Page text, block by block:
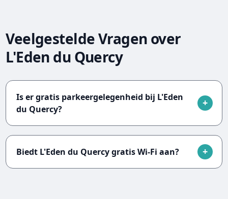
Veelgestelde Vragen over
L'Eden du Quercy
Is er gratis parkeergelegenheid bij L'Eden
du Quercy?
Biedt L'Eden du Quercy gratis Wi-Fi aan?